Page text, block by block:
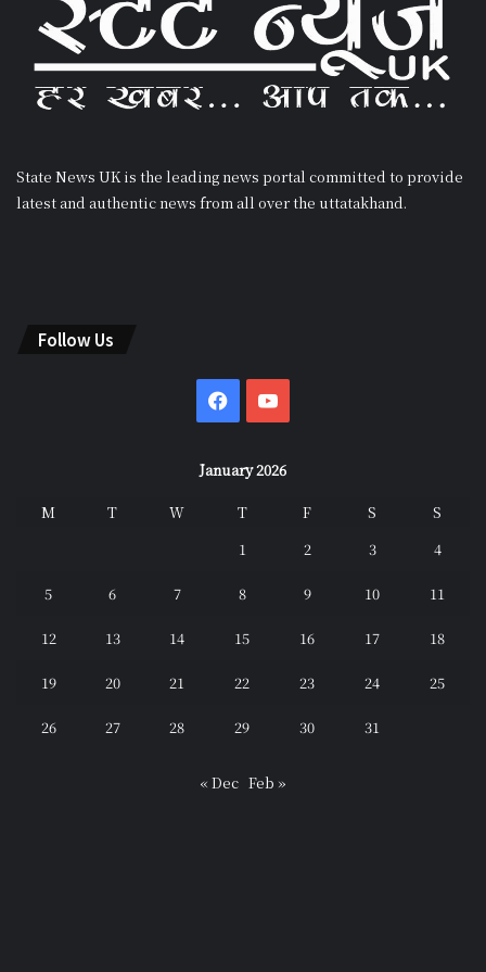
State News UK is the leading news portal committed to provide
latest and authentic news from all over the uttatakhand.
Follow Us
Facebook
January 2026
M T W T F S
S
1
2 3 4
5 6 7 8 9 10 11
12 13 14 15 16 17 18
19 20 21 22 23 24 25
26 27 28 29 30 31
« Dec Feb »